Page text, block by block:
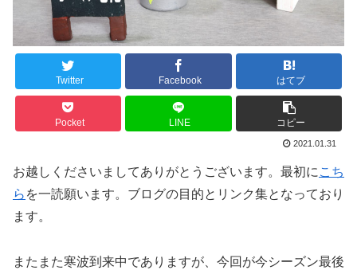
Twitter Facebook はてブ
Pocket LINE コピー
2021.01.31
お越しくださいましてありがとうございます。最初に こち
ら を一読願います。ブログの目的とリンク集となっており
ます。
またまた寒波到来中でありますが、今回が今シーズン最後